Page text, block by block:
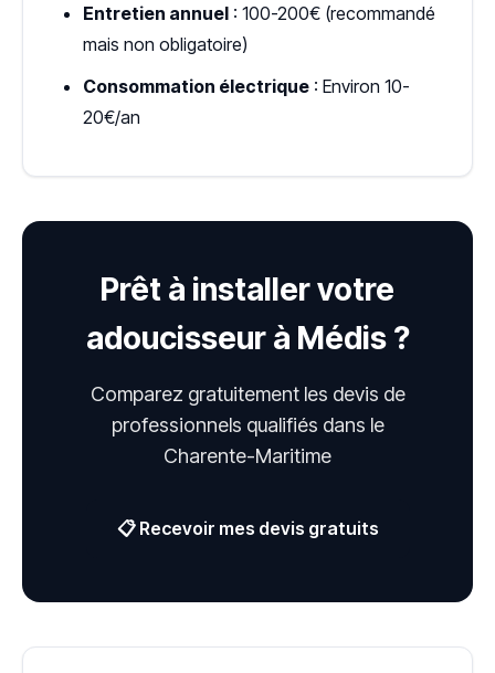
Entretien annuel : 100-200€ (recommandé
mais non obligatoire)
Consommation électrique : Environ 10-
20€/an
Prêt à installer votre
adoucisseur à Médis ?
Comparez gratuitement les devis de
professionnels qualifiés dans le
Charente-Maritime
📋 Recevoir mes devis gratuits